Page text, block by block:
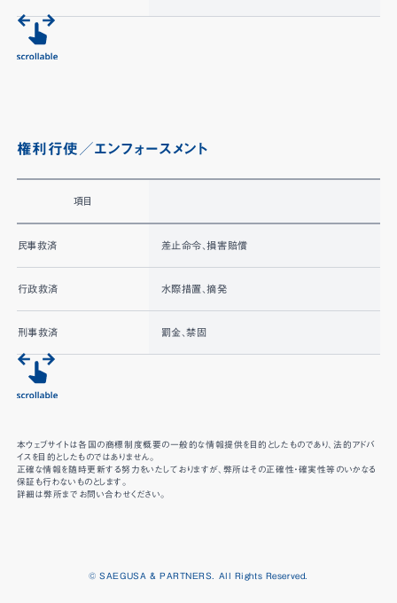
権利行使／エンフォースメント
項目
民事救済 差止命令、損害賠償
行政救済 水際措置、摘発
刑事救済 罰金、禁固
本ウェブサイトは各国の商標制度概要の一般的な情報提供を目的としたものであり、法的アドバ
イスを目的としたものではありません。
正確な情報を随時更新する努力をいたしておりますが、弊所はその正確性・確実性等のいかなる
保証も行わないものとします。
詳細は弊所までお問い合わせください。
© SAEGUSA & PARTNERS. All Rights Reserved.